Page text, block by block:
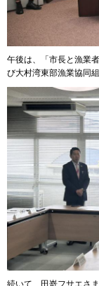
午後は、「市長と漁業
び大村湾東部漁業協同
続いて、田嵜フサエさ